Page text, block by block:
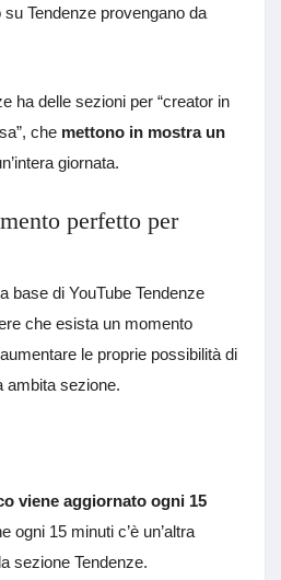
Tendenze provengano da
ha delle sezioni per “creator in
che mettono in mostra un
giornata.
perfetto per
base di YouTube Tendenze
che esista un momento
le proprie possibilità di
ambita sezione.
viene aggiornato ogni 15
ogni 15 minuti c’è un’altra
sezione Tendenze.